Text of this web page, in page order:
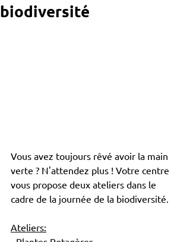
biodiversité
Vous avez toujours rêvé avoir la main
verte ? N'attendez plus ! Votre centre
vous propose deux ateliers dans le
cadre de la journée de la biodiversité.
Ateliers: